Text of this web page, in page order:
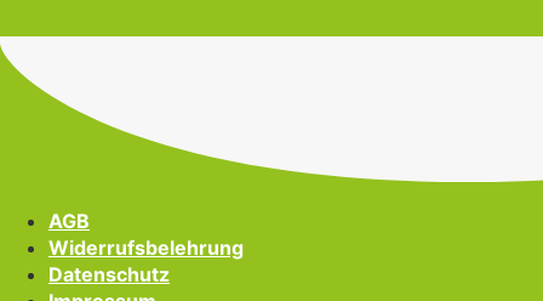
AGB
Widerrufsbelehrung
Datenschutz